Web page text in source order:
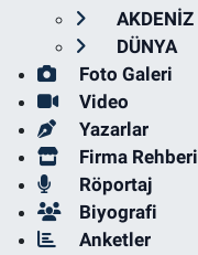
AKDENİZ
DÜNYA
Foto Galeri
Video
Yazarlar
Firma Rehberi
Röportaj
Biyografi
Anketler